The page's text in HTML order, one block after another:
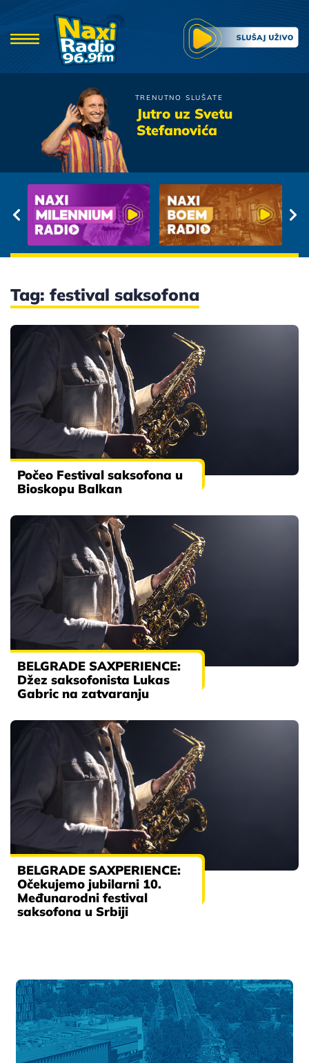
TRENUTNO SLUŠATE
Jutro uz Svetu
Stefanovića
Bebi Dol
Tag: festival saksofona
Počeo Festival saksofona u
Bioskopu Balkan
BELGRADE SAXPERIENCE:
Džez saksofonista Lukas
Gabric na zatvaranju
BELGRADE SAXPERIENCE:
Očekujemo jubilarni 10.
Međunarodni festival
saksofona u Srbiji